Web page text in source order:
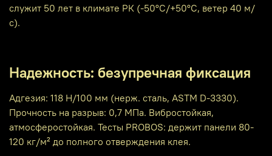
служит 50 лет в климате РК (-50°C/+50°C, ветер 40 м/
с).
Надежность: безупречная фиксация
Адгезия: 118 Н/100 мм (нерж. сталь, ASTM D-3330).
Прочность на разрыв: 0,7 МПа. Вибростойкая,
атмосферостойкая. Тесты PROBOS: держит панели 80-
120 кг/м² до полного отверждения клея.